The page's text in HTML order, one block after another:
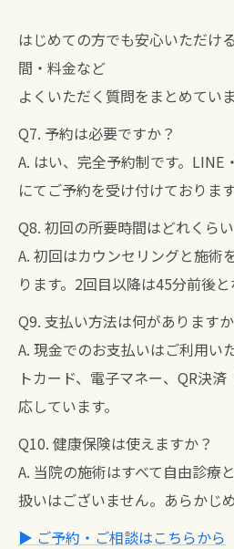
はじめての方でも安心いただけ
間・料金など
よくいただく質問をまとめていま
Q7. 予約は必要ですか？
A. はい、完全予約制です。LINE
にてご予約を受け付けております
Q8. 初回の所要時間はどれくら
A. 初回はカウンセリングと施術
ります。2回目以降は45分前後と
Q9. 支払い方法は何があります
A. 現金でのお支払いはご利用い
トカード、電子マネー、QR決
応しています。
Q10. 健康保険は使えますか？
A. 当院の施術はすべて自由診療
扱いはございません。あらかじ
▶ ご予約・ご相談はこちらから